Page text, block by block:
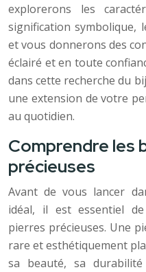
explorerons les
signification symbolique,
et vous donnerons des
éclairé et en toute
dans cette recherche du
une extension de votre
au quotidien.
Comprendre les
précieuses
Avant de vous lancer
idéal, il est essentiel
pierres précieuses. Une
rare et esthétiquement
sa beauté, sa